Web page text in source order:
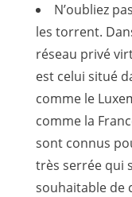
N’oubliez
les torrent.
réseau privé
est celui situé
comme le
comme la
sont connus
très serrée qui
souhaitable de